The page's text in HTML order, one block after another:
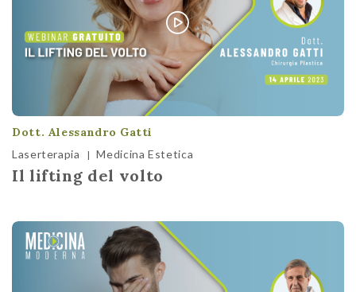
Dott. Alessandro Gatti
Laserterapia | Medicina Estetica
Il lifting del volto